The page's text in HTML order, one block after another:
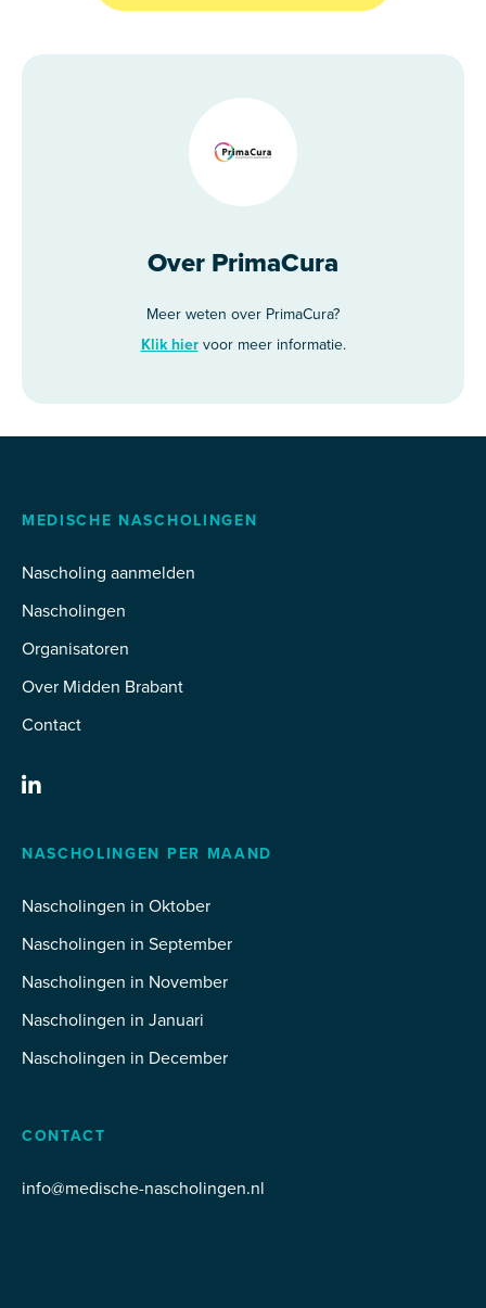
Over PrimaCura
Meer weten over PrimaCura?
Klik hiervoor meer informatie.
MEDISCHE NASCHOLINGEN
Nascholing aanmelden
Nascholingen
Organisatoren
Over Midden Brabant
Contact
NASCHOLINGEN PER MAAND
Nascholingen in Oktober
Nascholingen in September
Nascholingen in November
Nascholingen in Januari
Nascholingen in December
CONTACT
info@medische-nascholingen.nl